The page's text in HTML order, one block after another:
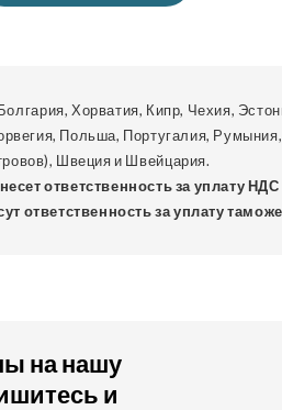
Хорватия, Кипр, Чехия,
Польша, Португалия,
Швеция и Швейцария.
ответственность за уплату
ответственность за уплату
на нашу
и